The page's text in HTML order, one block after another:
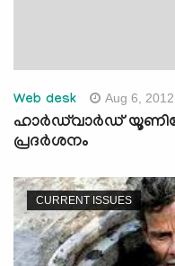
Web desk Aug 6, 2012
ഹാര്‍ഡ്‌വാര്‍ഡ്
പ്രദര്‍ശനം
CURRENT ISSUES